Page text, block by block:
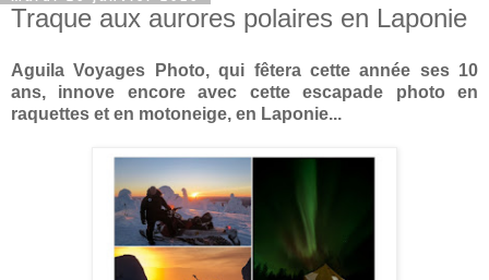
Traque aux aurores polaires en Laponie
Aguila Voyages Photo, qui fêtera cette année ses 10
ans, innove encore avec cette escapade photo en
raquettes et en motoneige, en Laponie...